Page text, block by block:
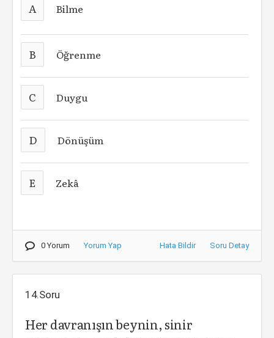
A Bilme
B Öğrenme
C Duygu
D Dönüşüm
E Zekâ
0 Yorum Yorum Yap Hata Bildir Soru Detay
14.Soru
Her davranışın beynin, sinir